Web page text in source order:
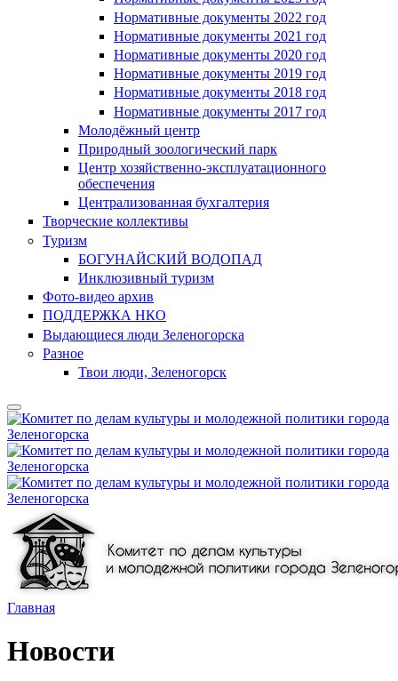
Нормативные документы 2022 год
Нормативные документы 2021 год
Нормативные документы 2020 год
Нормативные документы 2019 год
Нормативные документы 2018 год
Нормативные документы 2017 год
Молодёжный центр
Природный зоологический парк
Центр хозяйственно-эксплуатационного
обеспечения
Централизованная бухгалтерия
Творческие коллективы
Туризм
БОГУНАЙСКИЙ ВОДОПАД
Инклюзивный туризм
Фото-видео архив
ПОДДЕРЖКА НКО
Выдающиеся люди Зеленогорска
Разное
Твои люди, Зеленогорск
Главная
Новости